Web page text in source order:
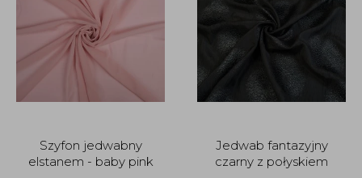
Szyfon jedwabny
elstanem - baby pink
Jedwab fantazyjny
czarny z połyskiem